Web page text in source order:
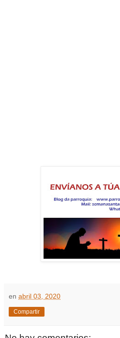
en abril 03, 2020
Compartir